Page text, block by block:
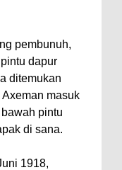
pembunuh,
dapur
ditemukan
masuk
pintu
di sana.
1918,